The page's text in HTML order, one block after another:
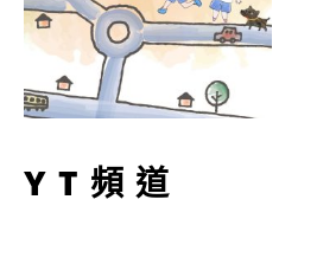
YT頻道